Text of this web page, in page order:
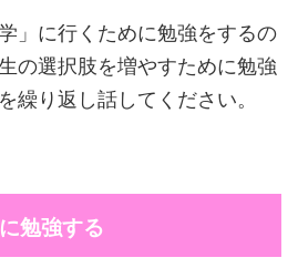
」に行くために勉強をするの
の選択肢を増やすために勉強
繰り返し話してください。
勉強する